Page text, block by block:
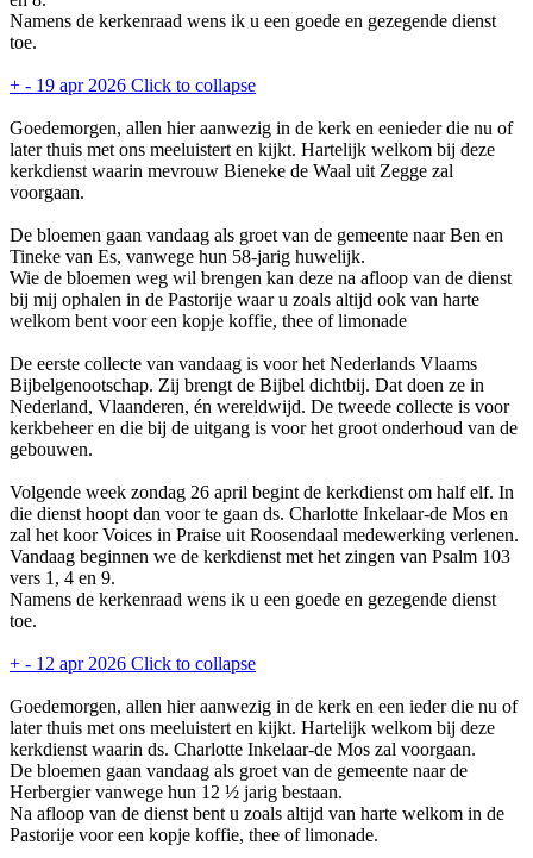
Namens de kerkenraad wens ik u een goede en gezegende dienst
toe.
+ - 19 apr 2026 Click to collapse
Goedemorgen, allen hier aanwezig in de kerk en eenieder die nu of
later thuis met ons meeluistert en kijkt. Hartelijk welkom bij deze
kerkdienst waarin mevrouw Bieneke de Waal uit Zegge zal
voorgaan.
De bloemen gaan vandaag als groet van de gemeente naar Ben en
Tineke van Es, vanwege hun 58-jarig huwelijk.
Wie de bloemen weg wil brengen kan deze na afloop van de dienst
bij mij ophalen in de Pastorije waar u zoals altijd ook van harte
welkom bent voor een kopje koffie, thee of limonade
De eerste collecte van vandaag is voor het Nederlands Vlaams
Bijbelgenootschap. Zij brengt de Bijbel dichtbij. Dat doen ze in
Nederland, Vlaanderen, én wereldwijd. De tweede collecte is voor
kerkbeheer en die bij de uitgang is voor het groot onderhoud van de
gebouwen.
Volgende week zondag 26 april begint de kerkdienst om half elf. In
die dienst hoopt dan voor te gaan ds. Charlotte Inkelaar-de Mos en
zal het koor Voices in Praise uit Roosendaal medewerking verlenen.
Vandaag beginnen we de kerkdienst met het zingen van Psalm 103
vers 1, 4 en 9.
Namens de kerkenraad wens ik u een goede en gezegende dienst
toe.
+ - 12 apr 2026 Click to collapse
Goedemorgen, allen hier aanwezig in de kerk en een ieder die nu of
later thuis met ons meeluistert en kijkt. Hartelijk welkom bij deze
kerkdienst waarin ds. Charlotte Inkelaar-de Mos zal voorgaan.
De bloemen gaan vandaag als groet van de gemeente naar de
Herbergier vanwege hun 12 ½ jarig bestaan.
Na afloop van de dienst bent u zoals altijd van harte welkom in de
Pastorije voor een kopje koffie, thee of limonade.